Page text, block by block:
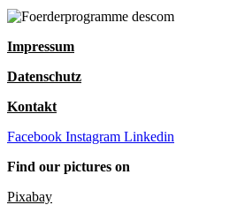
Impressum
Datenschutz
Kontakt
Facebook Instagram Linkedin
Find our pictures on
Pixabay